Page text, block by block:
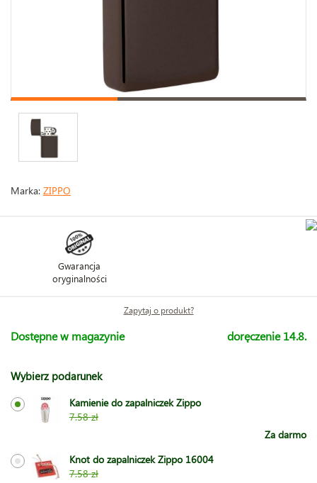
Marka: ZIPPO
Gwarancja
oryginalności
Zapytaj o produkt?
Dostępne w magazynie doręczenie 14.8.
Wybierz podarunek
Kamienie do zapalniczek Zippo
7.58 zł
Za darmo
Knot do zapalniczek Zippo 16004
7.58 zł